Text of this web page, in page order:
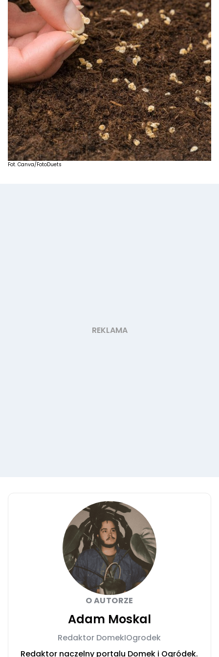
Fot. Canva/FotoDuets
O AUTORZE
Adam Moskal
Redaktor DomekIOgrodek
Redaktor naczelny portalu Domek i Ogródek.